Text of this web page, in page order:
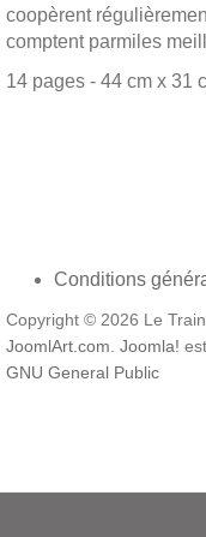
coopèrent
comptent parmiles
14 pages - 44 cm x 31
Conditions
Copyright © 2026 Le
JoomlArt.com. Joomla!
GNU General Public